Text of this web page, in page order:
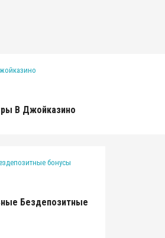
В Джойказино
Бездепозитные